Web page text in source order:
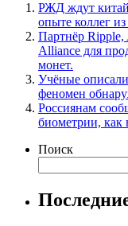
РЖД ждут
опыте коллег
Партнёр Ripple,
Alliance для
монет.
Учёные
феномен
Россиянам
биометрии, как
Поиск